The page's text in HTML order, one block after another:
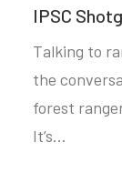
IPSC
Talking to
the
forest
It’s…